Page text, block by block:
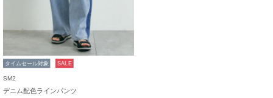
タイムセール対象 SALE
SM2
デニム配色ラインパンツ